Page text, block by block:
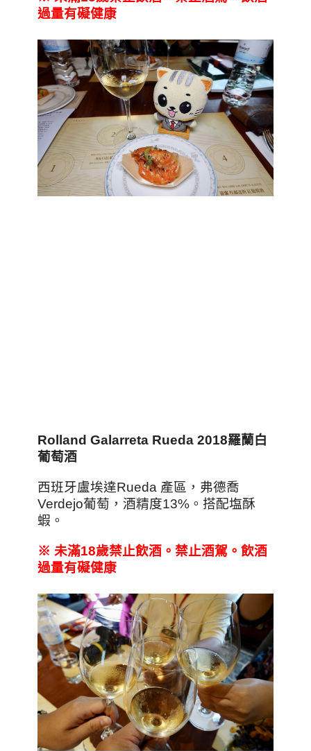
過量有礙健康
Rolland Galarreta Rueda 2018羅蘭白
葡萄酒
西班牙盧埃達Rueda 產區，弗德喬
Verdejo葡萄，酒精度13%。搭配塩酥
蝦。
※ 未滿18歲禁止飲酒。禁止酒駕。飲酒
過量有礙健康